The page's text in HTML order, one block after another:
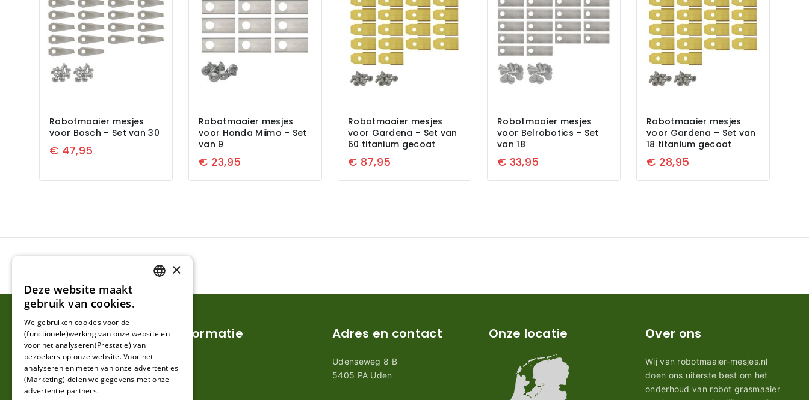
Robotmaaier mesjes
voor Bosch – Set van 30
€ 47,95
Robotmaaier mesjes
voor Honda Miimo – Set
van 9
€ 23,95
Robotmaaier mesjes
voor Gardena – Set van
60 titanium gecoat
€ 87,95
Robotmaaier mesjes
voor Belrobotics – Set
van 18
€ 33,95
Robotmaaier mesjes
voor Gardena – Set van
18 titanium gecoat
€ 28,95
Klantenservice
Mijn account
Klantenservice
Informatie Adres en contact
Udenseweg 8 B
5405 PA Uden
Onze locatie Over ons
Wij van robotmaaier-mesjes.nl
doen ons uiterste best om het
onderhoud van robot grasmaaier
GERMAN
×
Deze website maakt
gebruik van cookies.
We gebruiken cookies voor de
(functionele)werking van onze website en
voor het analyseren(Prestatie) van
bezoekers op onze website. Voor het
analyseren en meten van onze advertenties
(Marketing) delen we gegevens met onze
advertentie partners.